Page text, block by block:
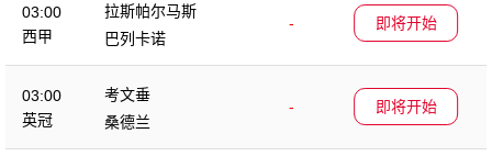
03:00
西甲
拉斯帕尔马斯
-
巴列卡诺
即将开始
03:00
英冠
考文垂
-
桑德兰
即将开始